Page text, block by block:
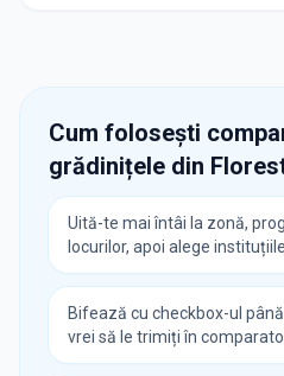
Cum folosești
grădinițele din
Uită-te mai întâi la zonă,
locurilor, apoi alege
Bifează cu checkbox-ul
vrei să le trimiți în